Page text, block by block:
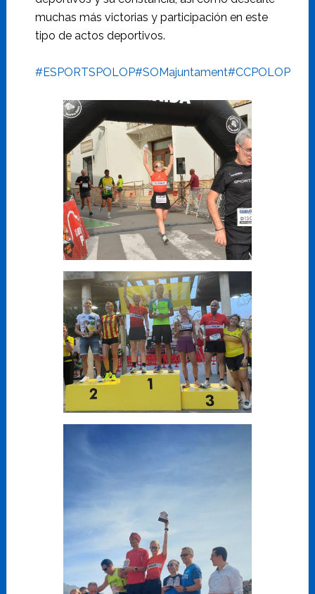
muchas más victorias y participación en este
tipo de actos deportivos.
#ESPORTSPOLOP#SOMajuntament#CCPOLOP